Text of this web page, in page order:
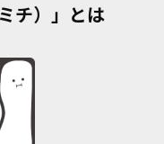
チ）」とは